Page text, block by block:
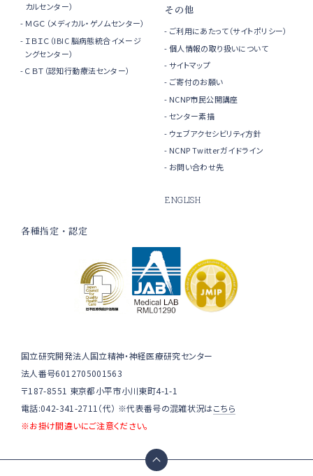
カルセンター）
ＭＧＣ（メディカル・ゲノムセンター）
ＩＢＩＣ（IBIC 脳病態統合イメージ
ングセンター）
ＣＢＴ（認知行動療法センター）
その他
ご利用にあたって（サイトポリシー）
個人情報の取り扱いについて
サイトマップ
ご寄付のお願い
NCNP市民公開講座
センター素描
ウェブアクセシビリティ方針
NCNP Twitterガイドライン
お問い合わせ先
ENGLISH
各種指定・認定
国立研究開発法人国立精神・神経医療研究センター
法人番号6012705001563
〒187-8551 東京都小平市小川東町4-1-1
電話:042-341-2711（代） ※代表番号の混雑状況はこちら
※お掛け間違いにご注意ください。